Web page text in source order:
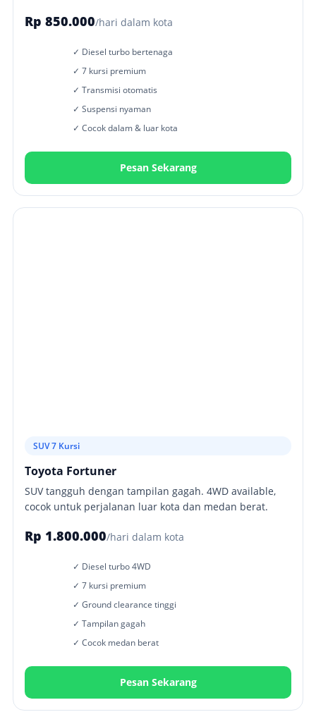
Rp 850.000/hari dalam kota
✓ Diesel turbo bertenaga
✓ 7 kursi premium
✓ Transmisi otomatis
✓ Suspensi nyaman
✓ Cocok dalam & luar kota
Pesan Sekarang
SUV 7 Kursi
Toyota Fortuner
SUV tangguh dengan tampilan gagah. 4WD available,
cocok untuk perjalanan luar kota dan medan berat.
Rp 1.800.000/hari dalam kota
✓ Diesel turbo 4WD
✓ 7 kursi premium
✓ Ground clearance tinggi
✓ Tampilan gagah
✓ Cocok medan berat
Pesan Sekarang